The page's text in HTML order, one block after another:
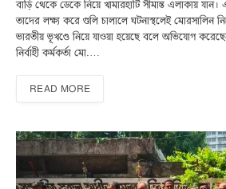
বাড়ি থেকে ডেকে নিয়ে খামারহাটি সীমান্ত এলাকায়
তাদের লক্ষ্য করে গুলি চালালে ঘটনাস্থলেই মোরসালিন
ভারতীয় ভূখণ্ডে নিয়ে যাওয়া হয়েছে বলে অভিযোগ
নির্বাহী কর্মকর্তা মো.…
READ MORE